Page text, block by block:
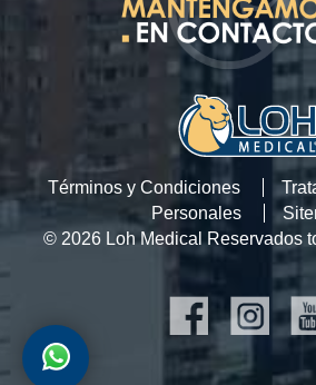
Términos y Condiciones
Personales
© 2026 Loh Medical Reservados